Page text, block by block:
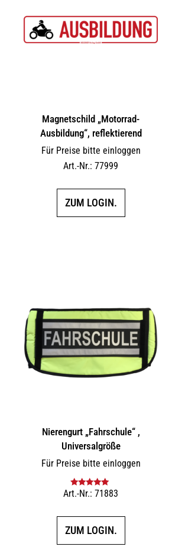
Magnetschild „Motorrad-
Ausbildung“, reflektierend
Für Preise bitte einloggen
Art.-Nr.: 77999
ZUM LOGIN.
Nierengurt „Fahrschule“ ,
Universalgröße
Für Preise bitte einloggen
Bewertet mit
Art.-Nr.: 71883
ZUM LOGIN.